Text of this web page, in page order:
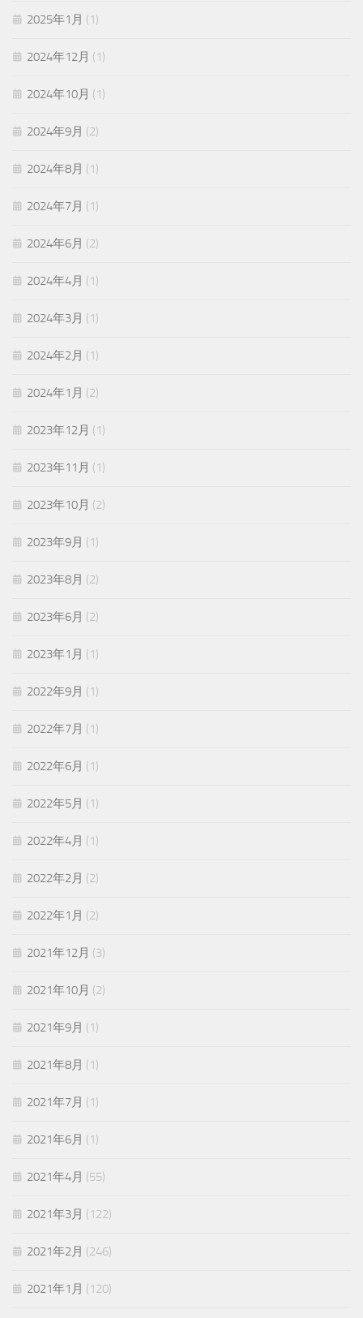
2025年1月 (1)
2024年12月 (1)
2024年10月 (1)
2024年9月 (2)
2024年8月 (1)
2024年7月 (1)
2024年6月 (2)
2024年4月 (1)
2024年3月 (1)
2024年2月 (1)
2024年1月 (2)
2023年12月 (1)
2023年11月 (1)
2023年10月 (2)
2023年9月 (1)
2023年8月 (2)
2023年6月 (2)
2023年1月 (1)
2022年9月 (1)
2022年7月 (1)
2022年6月 (1)
2022年5月 (1)
2022年4月 (1)
2022年2月 (2)
2022年1月 (2)
2021年12月 (3)
2021年10月 (2)
2021年9月 (1)
2021年8月 (1)
2021年7月 (1)
2021年6月 (1)
2021年4月 (55)
2021年3月 (122)
2021年2月 (246)
2021年1月 (120)